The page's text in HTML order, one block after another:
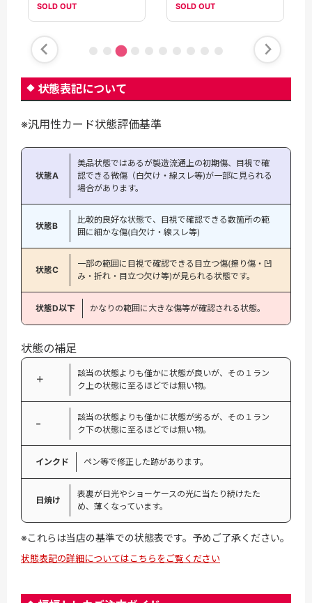
SOLD OUT SOLD OUT
状態表記について
※汎用性カード状態評価基準
状態A
美品状態ではあるが製造流通上の初期傷、目視で確
認できる微傷（白欠け・線スレ等)が一部に見られる
場合があります。
状態B
比較的良好な状態で、目視で確認できる数箇所の範
囲に細かな傷(白欠け・線スレ等)
状態C
一部の範囲に目視で確認できる目立つ傷(擦り傷・凹
み・折れ・目立つ欠け等)が見られる状態です。
状態D以下 かなりの範囲に大きな傷等が確認される状態。
状態の補足
＋
該当の状態よりも僅かに状態が良いが、その１ラン
ク上の状態に至るほどでは無い物。
−
該当の状態よりも僅かに状態が劣るが、その１ラン
ク下の状態に至るほどでは無い物。
インクド ペン等で修正した跡があります。
日焼け
表裏が日光やショーケースの光に当たり続けたた
め、薄くなっています。
※これらは当店の基準での状態表です。予めご了承ください。
状態表記の詳細についてはこちらをご覧ください